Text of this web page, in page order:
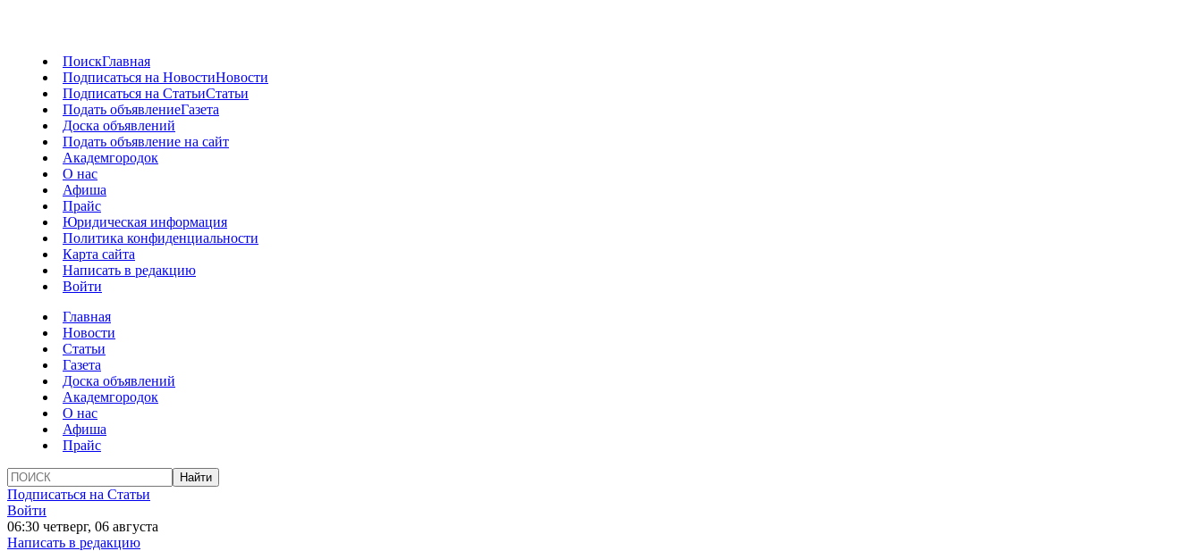
ПоискГлавная
Подписаться на НовостиНовости
Подписаться на СтатьиСтатьи
Подать объявлениеГазета
Доска объявлений
Подать объявление на сайт
Академгородок
О нас
Афиша
Прайс
Юридическая информация
Политика конфиденциальности
Карта сайта
Написать в редакцию
Войти
Главная
Новости
Статьи
Газета
Доска объявлений
Академгородок
О нас
Афиша
Прайс
Подписаться на Статьи
Войти
06:30 четверг, 06 августа
Написать в редакцию